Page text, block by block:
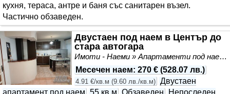
кухня, тераса, антре и баня със санитарен възел.
Частично обзаведен.
Двустаен под наем в Център до
стара автогара
Имоти - Наеми » Апартаменти под наем
Месечен наем: 270 € (528.07 лв.)
4.91 €/кв.м (9.60 лв./кв.м) Двустаен
апартамент под наем
55 кв.м Обзаведен Непоследен